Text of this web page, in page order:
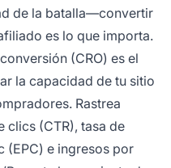
de la batalla—convertir
es lo que importa.
(CRO) es el
la capacidad de tu sitio
Rastrea
clics (CTR), tasa de
(EPC) e ingresos por